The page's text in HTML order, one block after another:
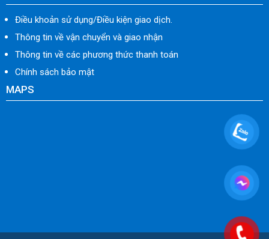
Điều khoản sử dụng/Điều kiện giao dịch.
Thông tin về vận chuyển và giao nhận
Thông tin về các phương thức thanh toán
Chính sách bảo mật
MAPS